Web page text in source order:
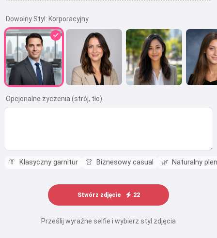
Dowolny Styl: Korporacyjny
Opcjonalne życzenia (strój, tło)
👔 Klasyczny garnitur 👚 Biznesowy casual 🌿 Naturalny
Stwórz zdjęcie 22
Prześlij wyraźne selfie i wybierz styl zdjęcia